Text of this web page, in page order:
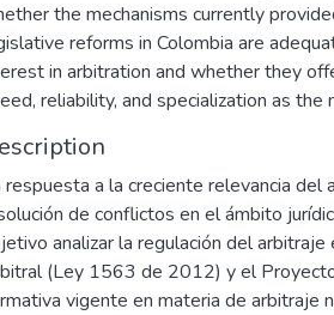
the mechanisms currently
reforms in Colombia are
in arbitration and whether they
reliability, and specialization as
respuesta a la creciente relevancia
de conflictos en el ámbito
analizar la regulación del
(Ley 1563 de 2012) y el
vigente en materia de arbitraje